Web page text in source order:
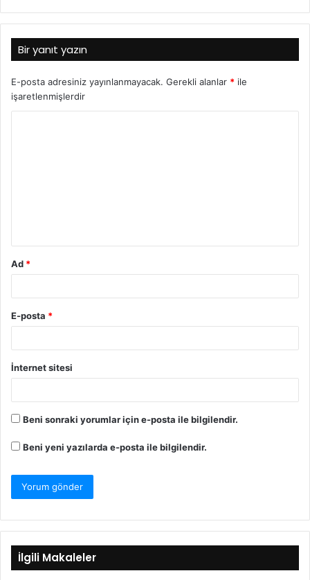
Bir yanıt yazın
E-posta adresiniz yayınlanmayacak. Gerekli alanlar * ile
işaretlenmişlerdir
Ad *
E-posta *
İnternet sitesi
Beni sonraki yorumlar için e-posta ile bilgilendir.
Beni yeni yazılarda e-posta ile bilgilendir.
İlgili Makaleler